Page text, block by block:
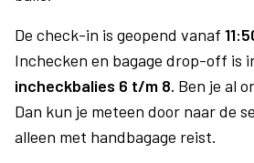
De check-in is geopend vanaf
Inchecken en bagage drop-off is
incheckbalies 6 t/m 8. Ben je al
Dan kun je meteen door naar de
alleen met handbagage reist.